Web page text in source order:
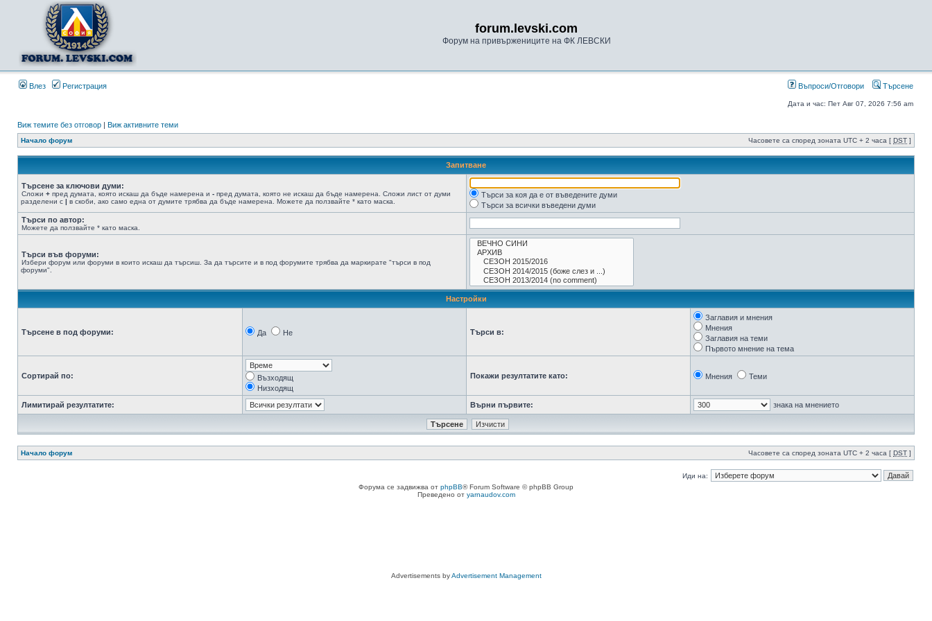
forum.levski.com
Форум на привържениците на ФК ЛЕВСКИ
Влез Регистрация Въпроси/Отговори Търсене
Дата и час: Пет Авг 07, 2026 7:56 am
Виж темите без отговор | Виж активните теми
Начало форум Часовете са според зоната UTC + 2 часа [ DST ]
Запитване
Търсене за ключови думи:
Сложи + пред думата, която искаш да бъде намерена и - пред думата, която не искаш да бъде намерена. Сложи лист от думи
разделени с | в скоби, ако само една от думите трябва да бъде намерена. Можете да ползвайте * като маска.
Търси за коя да е от въведените думи
Търси за всички въведени думи
Търси по автор:
Можете да ползвайте * като маска.
Търси във форуми:
Избери форум или форуми в които искаш да търсиш. За да търсите и в под форумите трябва да маркирате "търси в под
форуми".
Настройки
Търсене в под форуми: Да Не Търси в:
Заглавия и мнения
Мнения
Заглавия на теми
Първото мнение на тема
Сортирай по:
Възходящ
Низходящ
Покажи резултатите като: Мнения Теми
Лимитирай резултатите: Върни първите: знака на мнението
Начало форум Часовете са според зоната UTC + 2 часа [ DST ]
Иди на:
Форума се задвижва от phpBB® Forum Software © phpBB Group
Преведено от yarnaudov.com
Advertisements byAdvertisement Management